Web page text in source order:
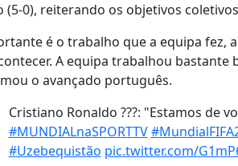
0), reiterando os objetivos
é o trabalho que a equipa fez,
A equipa trabalhou
o avançado português.
Cristiano Ronaldo ???: "Estamos de
#MUNDIALnaSPORTTV
#Uzebequistão pic.twitter.com/